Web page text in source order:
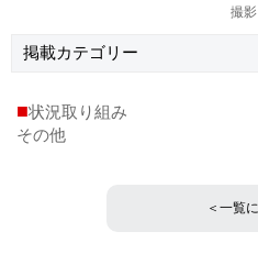
撮
掲載カテゴリー
■状況取り組み
その他
＜一覧